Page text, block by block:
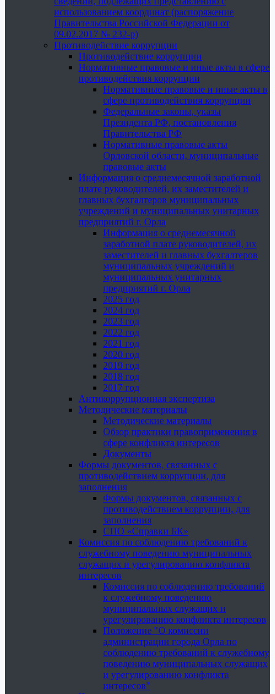
использованием координат (распоряжение
Правительства Российской Федерации от
09.02.2017 № 232-р)
Противодействие коррупции
Противодействие коррупции
Нормативные правовые и иные акты в сфере
противодействия коррупции
Нормативные правовые и иные акты в
сфере противодействия коррупции
Федеральные законы, указы
Президента РФ, постановления
Правительства РФ
Нормативные правовые акты
Орловской области, муниципальные
правовые акты
Информация о среднемесячной заработной
плате руководителей, их заместителей и
главных бухгалтеров муниципальных
учреждений и муниципальных унитарных
предприятий г. Орла
Информация о среднемесячной
заработной плате руководителей, их
заместителей и главных бухгалтеров
муниципальных учреждений и
муниципальных унитарных
предприятий г. Орла
2025 год
2024 год
2023 год
2022 год
2021 год
2020 год
2019 год
2018 год
2017 год
Антикоррупционная экспертиза
Методические материалы
Методические материалы
Обзор практики правоприменения в
сфере конфликта интересов
Документы
Формы документов, связанных с
противодействием коррупции, для
заполнения
Формы документов, связанных с
противодействием коррупции, для
заполнения
СПО «Справки БК»
Комиссия по соблюдению требований к
служебному поведению муниципальных
служащих и урегулированию конфликта
интересов
Комиссия по соблюдению требований
к служебному поведению
муниципальных служащих и
урегулированию конфликта интересов
Положение "О комиссии
администрации города Орла по
соблюдению требований к служебному
поведению муниципальных служащих
и урегулированию конфликта
интересов"